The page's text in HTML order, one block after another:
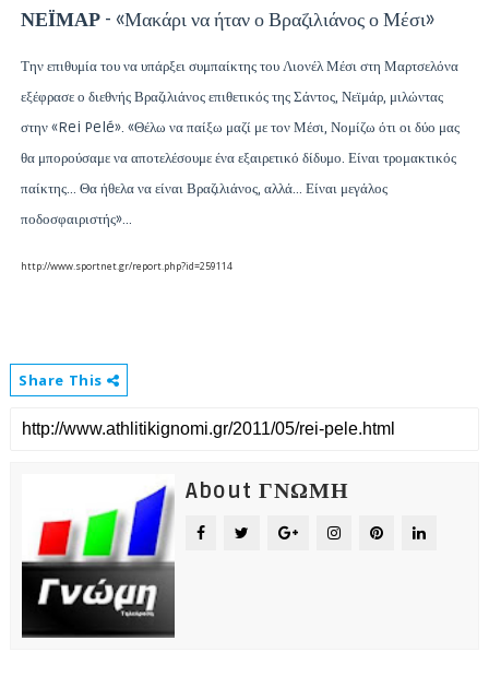
ΝΕΪΜΑΡ- «Μακάρι να ήταν ο Βραζιλιάνος ο Μέσι»
Την επιθυμία του να υπάρξει συμπαίκτης του Λιονέλ Μέσι στη Μαρτσελόνα
εξέφρασε ο διεθνής Βραζιλιάνος επιθετικός της Σάντος, Νεϊμάρ, μιλώντας
στην «Rei Pelé». «Θέλω να παίξω μαζί με τον Μέσι, Νομίζω ότι οι δύο μας
θα μπορούσαμε να αποτελέσουμε ένα εξαιρετικό δίδυμο. Είναι τρομακτικός
παίκτης… Θα ήθελα να είναι Βραζιλιάνος, αλλά… Είναι μεγάλος
ποδοσφαιριστής»...
http://www.sportnet.gr/report.php?id=259114
Share This
About ΓΝΩΜΗ